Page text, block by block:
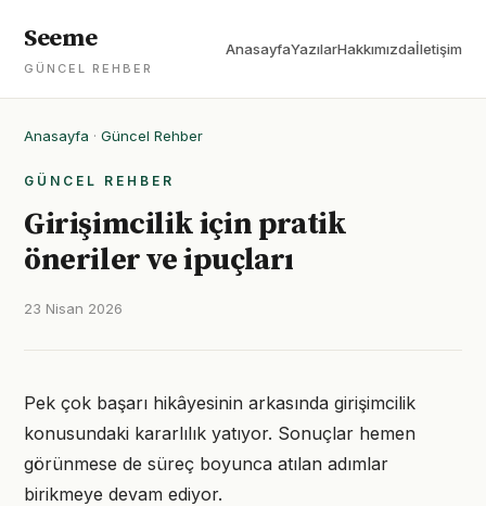
Seeme
GÜNCEL REHBER
AnasayfaYazılarHakkımızdaİletişim
Anasayfa · Güncel Rehber
GÜNCEL REHBER
Girişimcilik için pratik
öneriler ve ipuçları
23 Nisan 2026
Pek çok başarı hikâyesinin arkasında girişimcilik
konusundaki kararlılık yatıyor. Sonuçlar hemen
görünmese de süreç boyunca atılan adımlar
birikmeye devam ediyor.